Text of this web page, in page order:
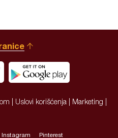
| Uslovi korišćenja Marketing
Instagram Pinterest